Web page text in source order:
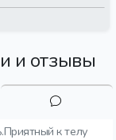
и отзывы
к телу